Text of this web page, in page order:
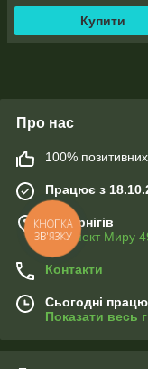
Купити
Про нас
100% позитивних
Працює з
м. Чернігів
Проспект Миру
Контакти
Сьогодні
Показати весь
КНОПКА
ЗВ'ЯЗКУ